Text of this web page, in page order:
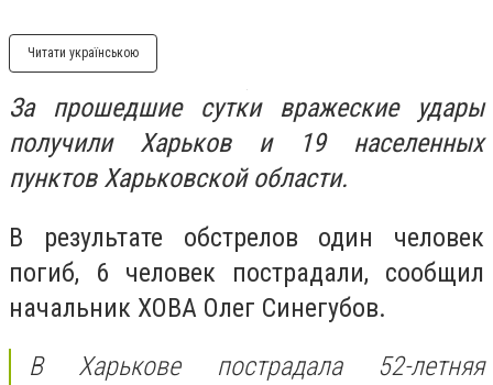
Читати українською
За прошедшие сутки вражеские удары
получили Харьков и 19 населенных
пунктов Харьковской области.
В результате обстрелов один человек
погиб, 6 человек пострадали, сообщил
начальник ХОВА Олег Синегубов.
В Харькове пострадала 52-летняя